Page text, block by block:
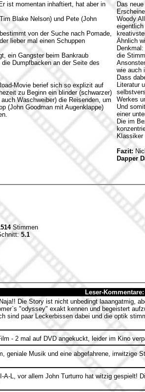
ist momentan inhaftiert, hat aber in
Blake Nelson) und Pete (John
von der Suche nach Pomade,
lieber mal einen Schuppen
ein Gangster beim Bankraub
Dumpfbacken an der Seite des
Movie berief sich so explizit auf
zu Beginn ein blinder (schwarzer)
Waschweiber) die Reisenden, um
(John Goodman mit Augenklappe)
Das
Woody
eigentlich
Ähnlich
die
wie auch
Dass
Literatur
Werkes
Und
einer
Die im
Klassiker
Fazit:
Dapper
Stimmen
5.1
Leser-Kommentare:
Naja!! Die Story ist nicht unbedingt laaangatmig,
"odyssey" exakt kennen und begeistert
sind paar Leckerbissen dabei und die optik
- 2 mal auf DVD angekuckt, leider im Kino
geniale Musik und eine abgefahrene, irrwitzige
A-L, vor allem John Turturro hat witzig gespielt!